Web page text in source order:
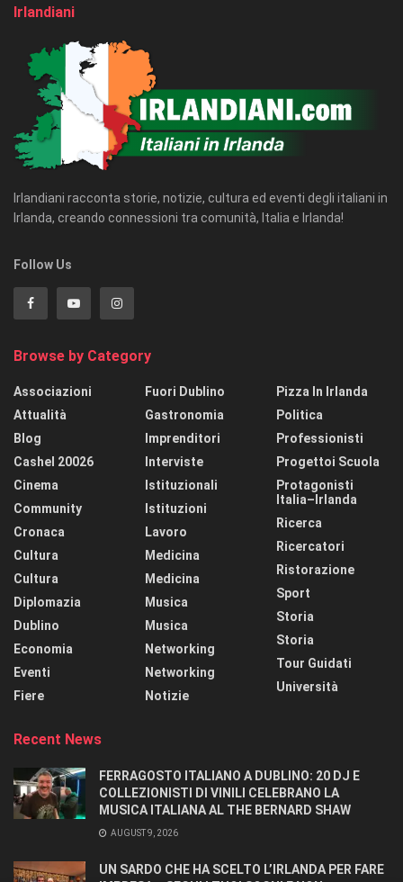
Irlandiani
Irlandiani racconta storie, notizie, cultura ed eventi degli italiani in
Irlanda, creando connessioni tra comunità, Italia e Irlanda!
Follow Us
Browse by Category
Associazioni
Attualità
Blog
Cashel 20026
Cinema
Community
Cronaca
Cultura
Cultura
Diplomazia
Dublino
Economia
Eventi
Fiere
Fuori Dublino
Gastronomia
Imprenditori
Interviste
Istituzionali
Istituzioni
Lavoro
Medicina
Medicina
Musica
Musica
Networking
Networking
Notizie
Pizza In Irlanda
Politica
Professionisti
Progettoi Scuola
Protagonisti
Italia–Irlanda
Ricerca
Ricercatori
Ristorazione
Sport
Storia
Storia
Tour Guidati
Università
Recent News
FERRAGOSTO ITALIANO A DUBLINO: 20 DJ E
COLLEZIONISTI DI VINILI CELEBRANO LA
MUSICA ITALIANA AL THE BERNARD SHAW
AUGUST 9, 2026
UN SARDO CHE HA SCELTO L’IRLANDA PER FARE